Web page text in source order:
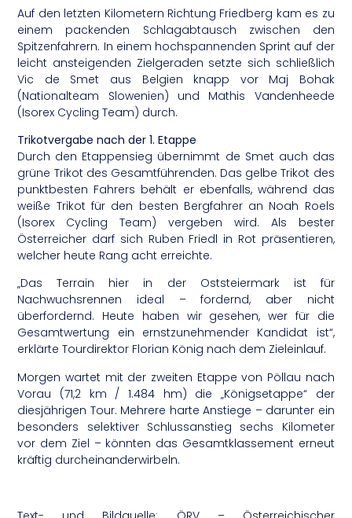
Auf den letzten Kilometern Richtung Friedberg kam es zu
einem packenden Schlagabtausch zwischen den
Spitzenfahrern. In einem hochspannenden Sprint auf der
leicht ansteigenden Zielgeraden setzte sich schließlich
Vic de Smet aus Belgien knapp vor Maj Bohak
(Nationalteam Slowenien) und Mathis Vandenheede
(Isorex Cycling Team) durch.
Trikotvergabe nach der 1. Etappe
Durch den Etappensieg übernimmt de Smet auch das
grüne Trikot des Gesamtführenden. Das gelbe Trikot des
punktbesten Fahrers behält er ebenfalls, während das
weiße Trikot für den besten Bergfahrer an Noah Roels
(Isorex Cycling Team) vergeben wird. Als bester
Österreicher darf sich Ruben Friedl in Rot präsentieren,
welcher heute Rang acht erreichte.
„Das Terrain hier in der Oststeiermark ist für
Nachwuchsrennen ideal – fordernd, aber nicht
überfordernd. Heute haben wir gesehen, wer für die
Gesamtwertung ein ernstzunehmender Kandidat ist“,
erklärte Tourdirektor Florian König nach dem Zieleinlauf.
Morgen wartet mit der zweiten Etappe von Pöllau nach
Vorau (71,2 km / 1.484 hm) die „Königsetappe“ der
diesjährigen Tour. Mehrere harte Anstiege – darunter ein
besonders selektiver Schlussanstieg sechs Kilometer
vor dem Ziel – könnten das Gesamtklassement erneut
kräftig durcheinanderwirbeln.